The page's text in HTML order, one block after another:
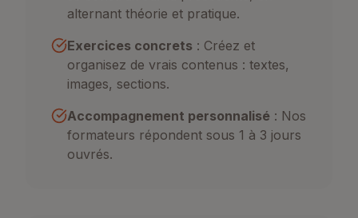
alternant théorie et pratique.
Exercices concrets : Créez et
organisez de vrais contenus : textes,
images, sections.
Accompagnement personnalisé : Nos
formateurs répondent sous 1 à 3 jours
ouvrés.